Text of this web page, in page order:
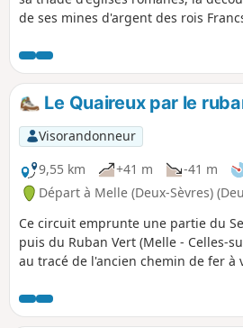
de ses mines d'argent des rois
unique en son genre.
Le Quaireux par le
Visorandonneur
9,55 km
+41 m -41 m
Départ à Melle (Deux-Sèvres)
Ce circuit emprunte une partie du
puis du Ruban Vert (Melle - Celles-
au tracé de l'ancien chemin de fer à
sur la plus grande partie du
tous les temps.